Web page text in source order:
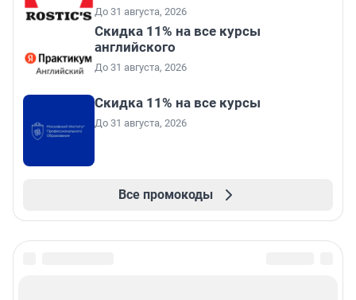
До 31 августа, 2026
Скидка 11% на все курсы
английского
До 31 августа, 2026
Скидка 11% на все курсы
До 31 августа, 2026
Все промокоды